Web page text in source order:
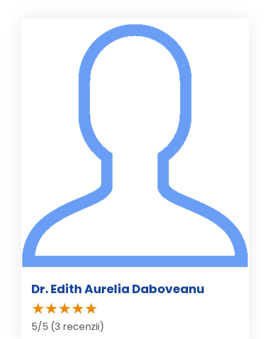
Dr. Edith Aurelia Daboveanu
5/5 (3 recenzii)